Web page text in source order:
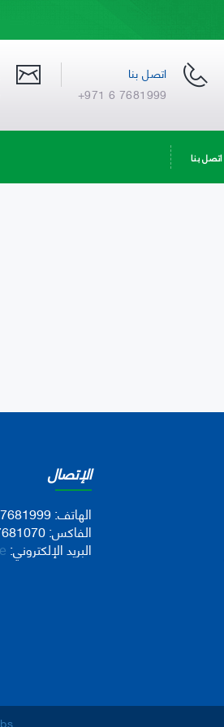
اتصل بنا
+971 6 7681999
اتصل بنا
الإتصال
الهاتف:
الفاكس:
البريد الإلكتروني: